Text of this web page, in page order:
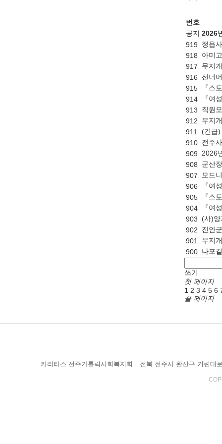
번호
공지 2026
919
정읍
918
아미
917
무지
916
선너
915
『스
914
『여
913
직원
912
무지
911
(긴급)
910 전주
909
2026
908
군산
907
모드
906
『여
905
『스
904
『여
903
(사)양
902
진안
901
무지
900 나포
쓰기
첫 페이지
1 2 3 4 5 6
끝 페이지
카리타스 전주가톨릭사회복지회 전북 전주시 완산구 기린대